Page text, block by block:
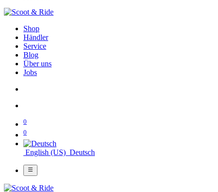
Shop
Händler
Service
Blog
Über uns
Jobs
0
0
English (US) Deutsch